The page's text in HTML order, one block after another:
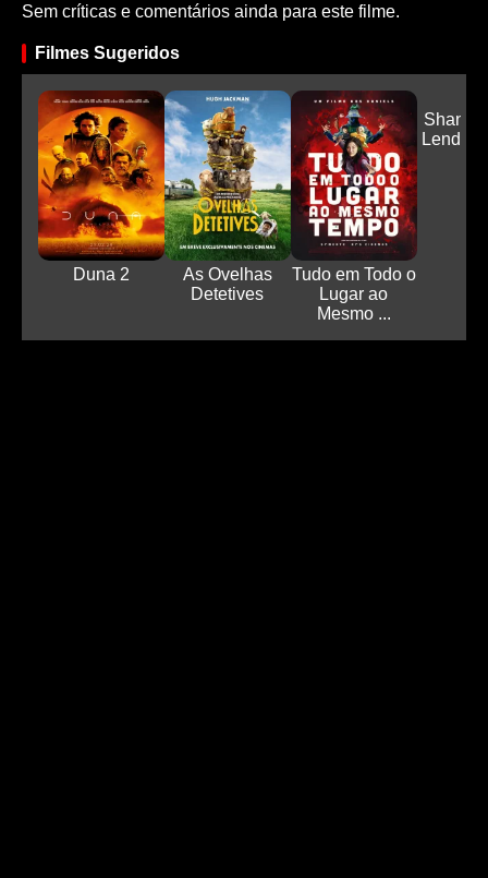
Sem críticas e comentários ainda para este filme.
Filmes Sugeridos
Duna 2
As Ovelhas
Detetives
Tudo em Todo o
Lugar ao
Mesmo ...
Shang-
Lenda